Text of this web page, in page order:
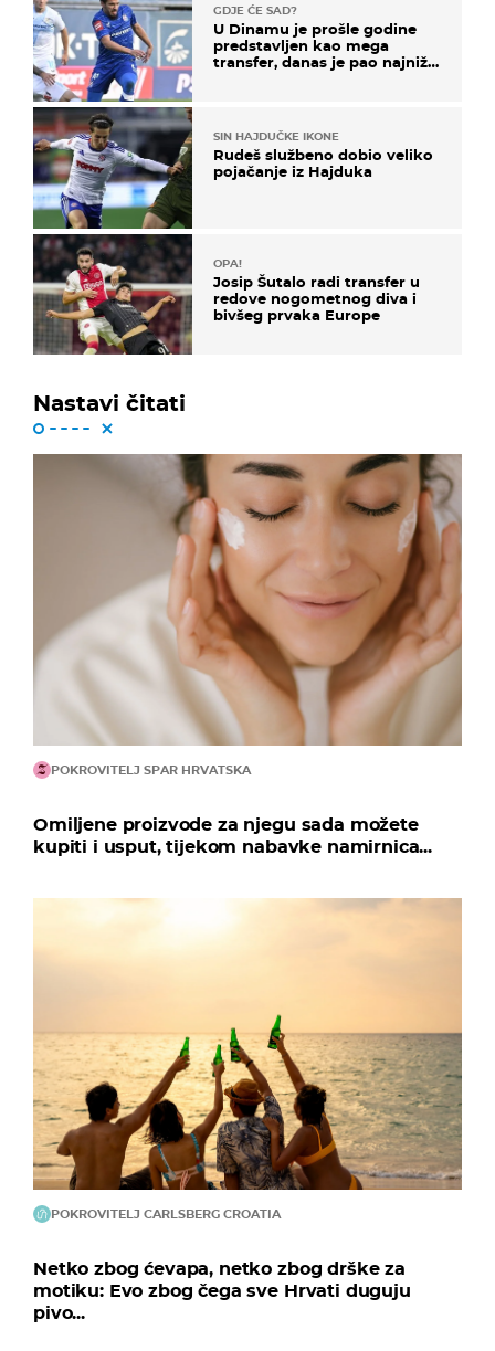
GDJE ĆE SAD?
U Dinamu je prošle godine
predstavljen kao mega
transfer, danas je pao najniže
SIN HAJDUČKE IKONE
Rudeš službeno dobio veliko
pojačanje iz Hajduka
OPA!
Josip Šutalo radi transfer u
redove nogometnog diva i
bivšeg prvaka Europe
Nastavi čitati
POKROVITELJ SPAR HRVATSKA
Omiljene proizvode za njegu sada možete
kupiti i usput, tijekom nabavke namirnica...
POKROVITELJ CARLSBERG CROATIA
Netko zbog ćevapa, netko zbog drške za
motiku: Evo zbog čega sve Hrvati duguju
pivo...